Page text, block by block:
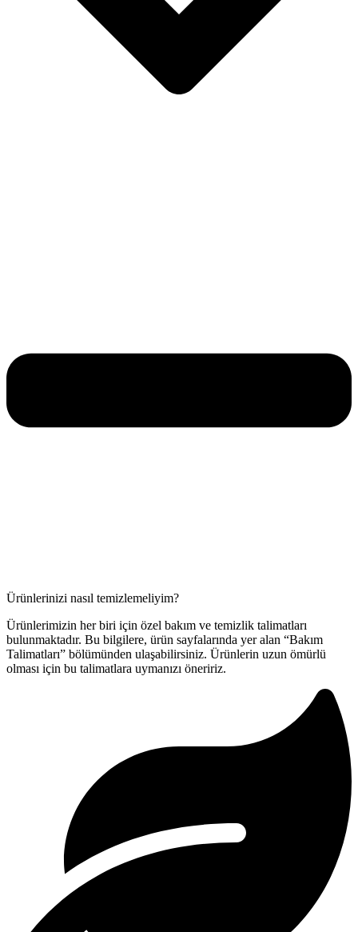
Ürünlerinizi nasıl temizlemeliyim?
Ürünlerimizin her biri için özel bakım ve temizlik talimatları
bulunmaktadır. Bu bilgilere, ürün sayfalarında yer alan “Bakım
Talimatları” bölümünden ulaşabilirsiniz. Ürünlerin uzun ömürlü
olması için bu talimatlara uymanızı öneririz.